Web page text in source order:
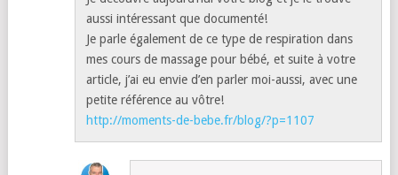
aussi intéressant que documenté!
Je parle également de ce type de respiration dans
mes cours de massage pour bébé, et suite à votre
article, j’ai eu envie d’en parler moi-aussi, avec une
petite référence au vôtre!
http://moments-de-bebe.fr/blog/?p=1107